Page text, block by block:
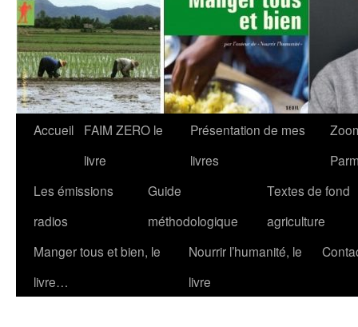
Accueil
FAIM ZERO le
livre
Présentation de mes
livres
Les émissions
radios
Guide
méthodologique
Textes de fond
agriculture
Manger tous et bien, le
livre…
Nourrir l’humanité, le
livre